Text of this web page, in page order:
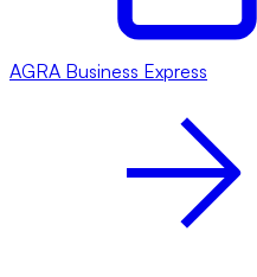
AGRA Business Express